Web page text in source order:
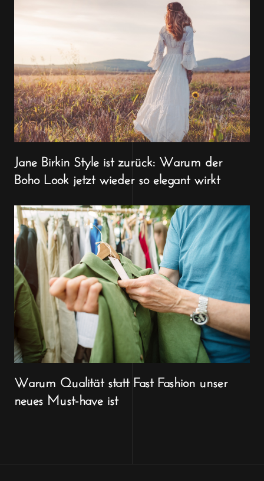
Jane Birkin Style ist zurück: Warum der
Boho Look jetzt wieder so elegant wirkt
Warum Qualität statt Fast Fashion unser
neues Must-have ist